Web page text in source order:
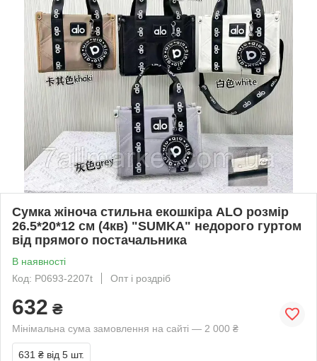
Сумка жіноча стильна екошкіра ALO розмір
26.5*20*12 см (4кв) "SUMKA" недорого гуртом
від прямого постачальника
В наявності
Код: P0693-2207t
Опт і роздріб
632 ₴
Мінімальна сума замовлення на сайті — 2 000 ₴
631 ₴ від 5 шт.